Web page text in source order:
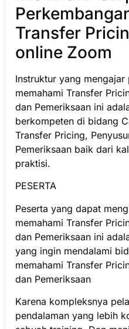
Transfer
online Zoom
Instruktur yang
memahami Transfer
dan Pemeriksaan ini
berkompeten di bidang
Transfer Pricing,
Pemeriksaan baik dari
praktisi.
PESERTA
Peserta yang dapat
memahami Transfer
dan Pemeriksaan ini
yang ingin mendalami
memahami Transfer
dan Pemeriksaan
Karena kompleksnya
pendalaman yang lebih